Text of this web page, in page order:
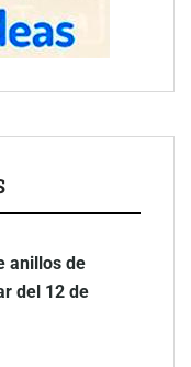
anillos de
del 12 de